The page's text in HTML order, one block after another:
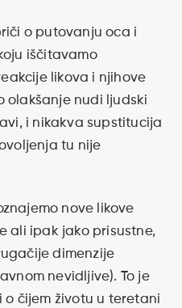
o putovanju oca i
iščitavamo
likova i njihove
olakšanje nudi ljudski
i nikakva supstitucija
tu nije
nove likove
ali ipak jako prisustne,
dimenzije
nevidljive). To je
čijem životu u teretani